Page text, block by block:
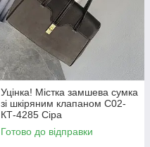
Уцінка! Містка замшева сумка
зі шкіряним клапаном С02-
КТ-4285 Сіра
Готово до відправки